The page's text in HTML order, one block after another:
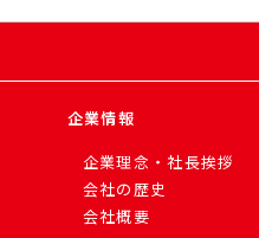
企業情報
企業理念・社長挨拶
会社の歴史
会社概要